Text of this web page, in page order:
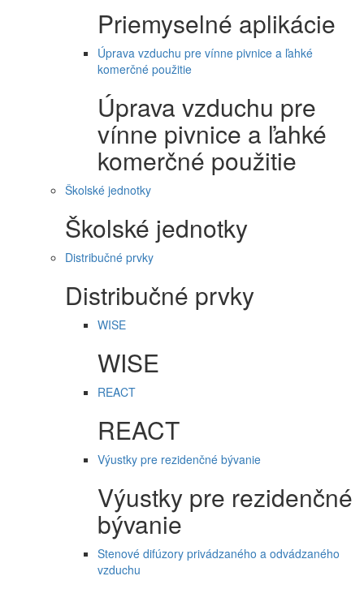
Priemyselné aplikácie
Úprava vzduchu pre vínne pivnice a ľahké
komerčné použitie
Úprava vzduchu pre
vínne pivnice a ľahké
komerčné použitie
Školské jednotky
Školské jednotky
Distribučné prvky
Distribučné prvky
WISE
WISE
REACT
REACT
Výustky pre rezidenčné bývanie
Výustky pre rezidenčné
bývanie
Stenové difúzory privádzaného a odvádzaného
vzduchu